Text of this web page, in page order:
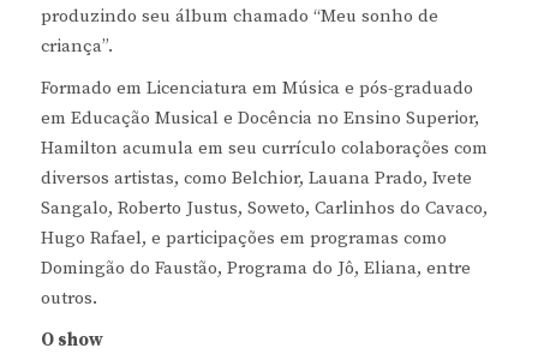
produzindo seu álbum chamado “Meu sonho de
criança”.
Formado em Licenciatura em Música e pós-graduado
em Educação Musical e Docência no Ensino Superior,
Hamilton acumula em seu currículo colaborações com
diversos artistas, como Belchior, Lauana Prado, Ivete
Sangalo, Roberto Justus, Soweto, Carlinhos do Cavaco,
Hugo Rafael, e participações em programas como
Domingão do Faustão, Programa do Jô, Eliana, entre
outros.
O show